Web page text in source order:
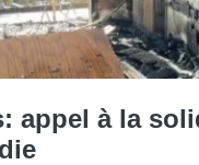
appel à la